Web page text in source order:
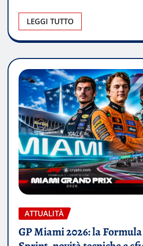
LEGGI TUTTO
ATTUALITÀ
GP Miami 2026: la